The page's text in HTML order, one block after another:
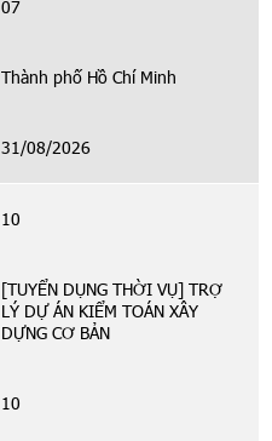
07
Thành phố Hồ Chí Minh
31/08/2026
10
[TUYỂN DỤNG THỜI VỤ] TRỢ
LÝ DỰ ÁN KIỂM TOÁN XÂY
DỰNG CƠ BẢN
10